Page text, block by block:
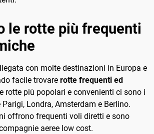
le rotte più frequenti
con molte destinazioni in Europa e
facile trovare rotte frequenti ed
rotte più popolari e convenienti ci sono i
Londra, Amsterdam e Berlino.
offrono frequenti voli diretti e sono
aeree low cost.